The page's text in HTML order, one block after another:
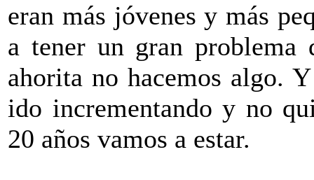
eran más jóvenes y más
a tener un gran problema
ahorita no hacemos algo.
ido incrementando y no
20 años vamos a estar.